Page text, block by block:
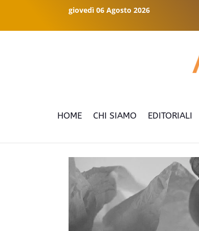
giovedì 06 Agosto 2026
HOME CHI SIAMO EDITORIALI